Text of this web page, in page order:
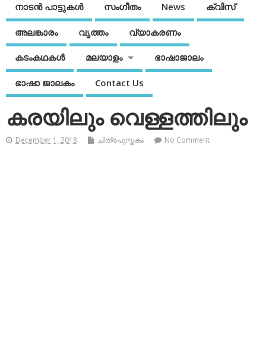
നാടന്‍ പാട്ടുകള്‍ സംഗീതം News ക്വിസ്
അലങ്കാരം വൃത്തം വ്യാകരണം
കടംകഥകള്‍ മലയാളം ഭാഷാജാലം
ഭാഷാ ജാലകം Contact Us
കരയിലും വെള്ളത്തിലും
December 1, 2018 ചിത്രപുസ്തകം No Comment